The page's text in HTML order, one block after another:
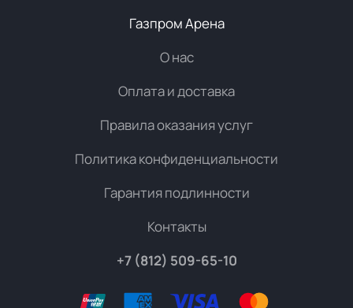
Газпром Арена
О нас
Оплата и доставка
Правила оказания услуг
Политика конфиденциальности
Гарантия подлинности
Контакты
+7 (812) 509-65-10